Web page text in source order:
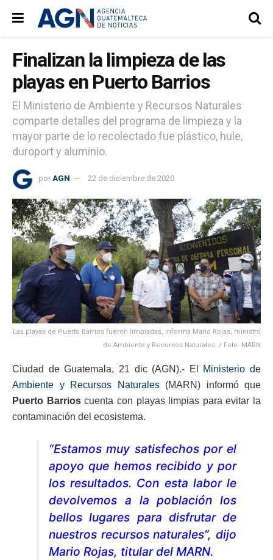
Finalizan la limpieza de las
playas en Puerto Barrios
El Ministerio de Ambiente y Recursos Naturales
comparte detalles del programa de limpieza y la
mayor parte de lo recolectado fue plástico, hule,
duroport y aluminio.
por AGN 22 de diciembre de 2020
Las playas de Puerto Barrios fueron limpiadas, informa Mario Rojas, ministro
de Ambiente y Recursos Naturales. / Foto: MARN
Ciudad de Guatemala, 21 dic (AGN).- El Ministerio de
Ambiente y Recursos Naturales(MARN) informó que
Puerto Barrioscuenta con playas limpias para evitar la
contaminación del ecosistema.
“Estamos muy satisfechos por el
apoyo que hemos recibido y por
los resultados. Con esta labor le
devolvemos a la población los
bellos lugares para disfrutar de
nuestros recursos naturales”, dijo
Mario Rojas, titular del MARN.